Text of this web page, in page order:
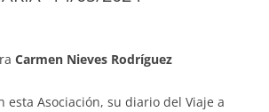
Carmen Nieves Rodríguez
esta Asociación, su diario del Viaje a